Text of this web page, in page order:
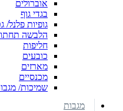
אוברולים
בגדי גוף
גופיות פלנל/
הלבשה
חליפות
כובעים
מארזים
מכנסיים
שמיכות/
מגבות